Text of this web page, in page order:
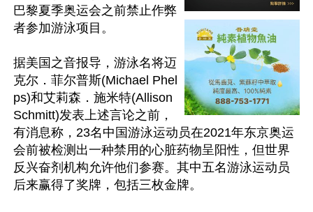
巴黎夏季奥运会之前禁止作弊
者参加游泳项目。
据美国之音报导，游泳名将迈
克尔．菲尔普斯(Michael Phel
ps)和艾莉森．施米特(Allison
Schmitt)发表上述言论之前，
有消息称，23名中国游泳运动员在2021年东京奥运
会前被检测出一种禁用的心脏药物呈阳性，但世界
反兴奋剂机构允许他们参赛。其中五名游泳运动员
后来赢得了奖牌，包括三枚金牌。